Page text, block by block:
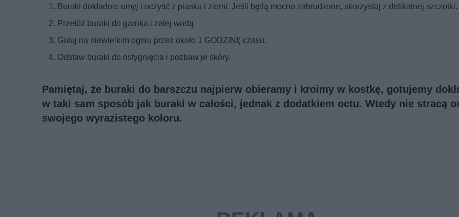
Buraki dokładnie umyj i oczyść z piasku i ziemi. Jeśli będą mocno zabrudzone, skorzystaj z delikatnej szczotki.
Przełóż buraki do garnka i zalej wodą.
Gotuj na niewielkim ogniu przez około 1 GODZINĘ czasu.
Odstaw buraki do ostygnięcia i pozbaw je skóry.
Pamiętaj, że buraki do barszczu najpierw obieramy i kroimy w kostkę, gotujemy
w taki sam sposób jak buraki w całości, jednak z dodatkiem octu. Wtedy nie stracą
swojego wyrazistego koloru.